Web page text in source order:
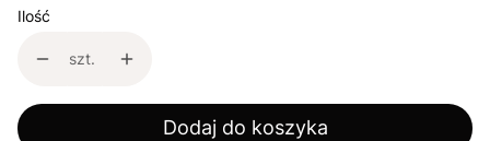
Ilość
szt.
Dodaj do koszyka